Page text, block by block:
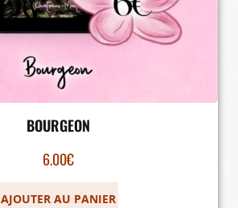
BOURGEON
6.00€
AJOUTER AU PANIER